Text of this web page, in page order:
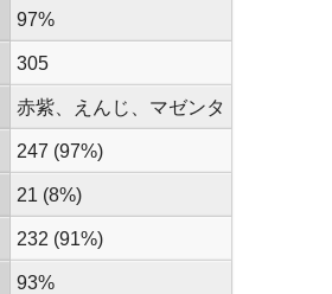
97%
305
赤紫、えんじ、マゼンタ
247 (97%)
21 (8%)
232 (91%)
93%